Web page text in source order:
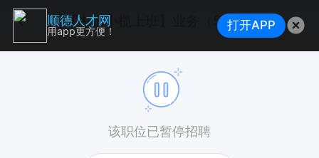
【中山小榄上班】业务（5000+提成+包食宿）
该职位已暂停招聘
顺德人才网
用app更方便！ 打开APP